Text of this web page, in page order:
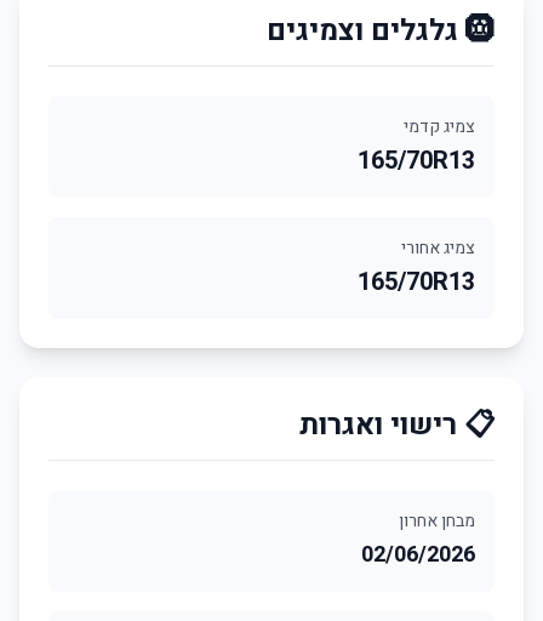
🛞 גלגלים וצמיגים
צמיג קדמי
165/70R13
צמיג אחורי
165/70R13
📋 רישוי ואגרות
מבחן אחרון
02/06/2026